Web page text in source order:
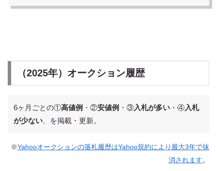
（2025年）オークション履歴
6ヶ月ごとの①高値例 ・②安値例 ・③入札が多い ・④入札
が少ない、を掲載・更新。
※Yahooオークションの落札履歴はYahoo規約により最大3年で抹
消されます。